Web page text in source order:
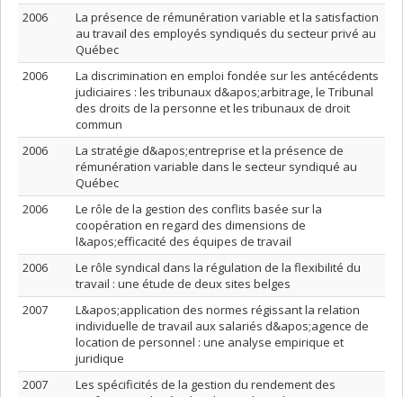
2006
La présence de rémunération variable et la satisfaction
au travail des employés syndiqués du secteur privé au
Québec
2006
La discrimination en emploi fondée sur les antécédents
judiciaires : les tribunaux d&apos;arbitrage, le Tribunal
des droits de la personne et les tribunaux de droit
commun
2006
La stratégie d&apos;entreprise et la présence de
rémunération variable dans le secteur syndiqué au
Québec
2006
Le rôle de la gestion des conflits basée sur la
coopération en regard des dimensions de
l&apos;efficacité des équipes de travail
2006
Le rôle syndical dans la régulation de la flexibilité du
travail : une étude de deux sites belges
2007
L&apos;application des normes régissant la relation
individuelle de travail aux salariés d&apos;agence de
location de personnel : une analyse empirique et
juridique
2007
Les spécificités de la gestion du rendement des